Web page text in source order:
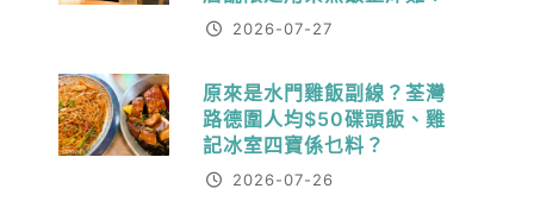
2026-07-27
原來是水門雞飯副線？荃灣
路德圍人均$50碟頭飯、雞
記冰室四寶係乜料？
2026-07-26